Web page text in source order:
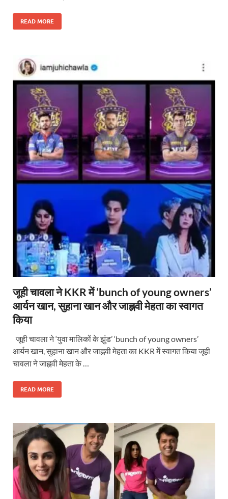
READ MORE
जूही चावला ने KKR में ‘bunch of young owners’
आर्यन खान, सुहाना खान और जाह्नवी मेहता का स्वागत
किया
जूही चावला ने ‘युवा मालिकों के झुंड’ ‘bunch of young owners’
आर्यन खान, सुहाना खान और जाह्नवी मेहता का KKR में स्वागत किया जूही
चावला ने जाह्नवी मेहता के …
READ MORE